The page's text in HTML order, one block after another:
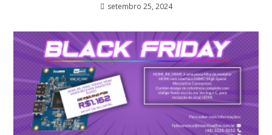
setembro 25, 2024